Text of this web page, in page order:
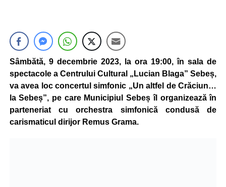
Sâmbătă, 9 decembrie 2023, la ora 19:00, în sala de
spectacole a Centrului Cultural „Lucian Blaga” Sebeș,
va avea loc concertul simfonic „Un altfel de Crăciun…
la Sebeș”, pe care Municipiul Sebeș îl organizează în
parteneriat cu orchestra simfonică condusă de
carismaticul dirijor Remus Grama.